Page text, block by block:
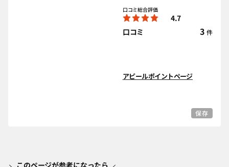
口コミ総合評価
4.7
口コミ
3 件
アピールポイントページ
保存
このページが参考になったら